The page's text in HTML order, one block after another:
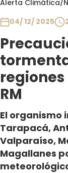
Alerta Climática/
04/ 12/ 2025
RM
El organismo
Tarapacá,
Valparaíso,
Magallanes
Club De La
Contigo en
Plan
El Tiempo
Sabingo
Todos Los